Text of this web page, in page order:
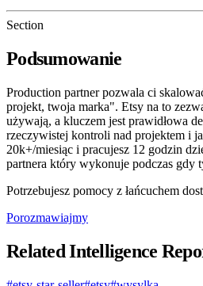
Section
Podsumowanie
Production partner pozwala ci
projekt, twoja marka". Etsy na to
używają, a kluczem jest prawidłowa
rzeczywistej kontroli nad projektem i
20k+/miesiąc i pracujesz 12 godzin
partnera który wykonuje podczas gdy
Potrzebujesz pomocy z łańcuchem
Porozmawiajmy
Related Intelligence